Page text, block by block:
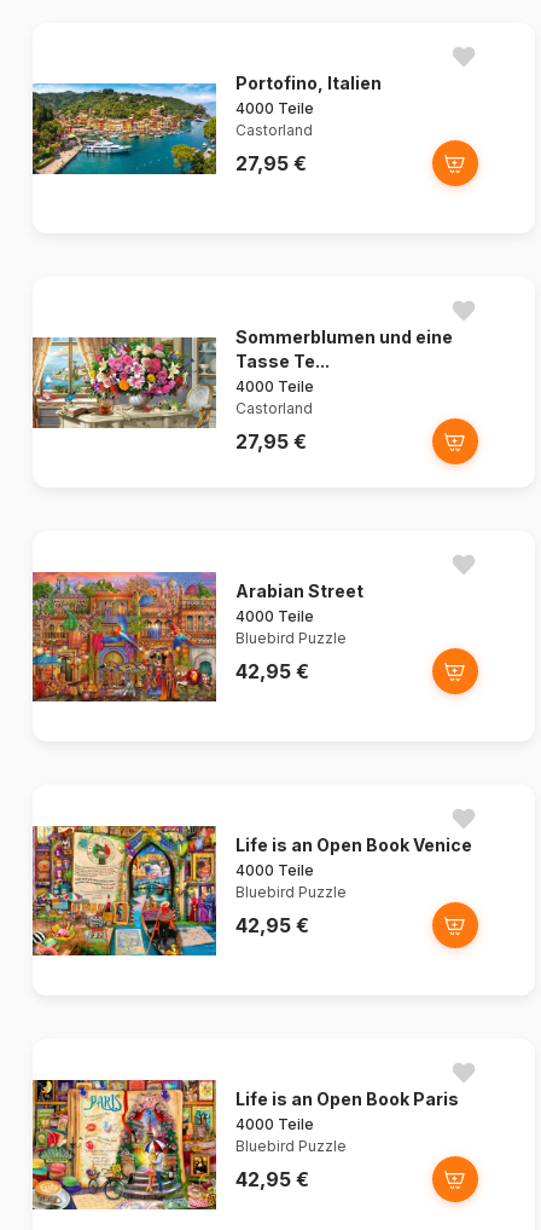
Portofino, Italien
4000 Teile
Castorland
27,95 €
Sommerblumen und eine
Tasse Te...
4000 Teile
Castorland
27,95 €
Arabian Street
4000 Teile
Bluebird Puzzle
42,95 €
Life is an Open Book Venice
4000 Teile
Bluebird Puzzle
42,95 €
Life is an Open Book Paris
4000 Teile
Bluebird Puzzle
42,95 €